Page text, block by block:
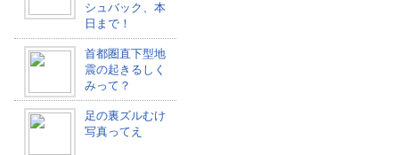
シュバック、本
日まで！
首都圏直下型地
震の起きるしく
みって？
足の裏ズルむけ
写真ってえ